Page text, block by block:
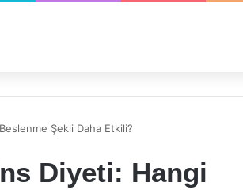
Şekli Daha Etkili?
Diyeti: Hangi